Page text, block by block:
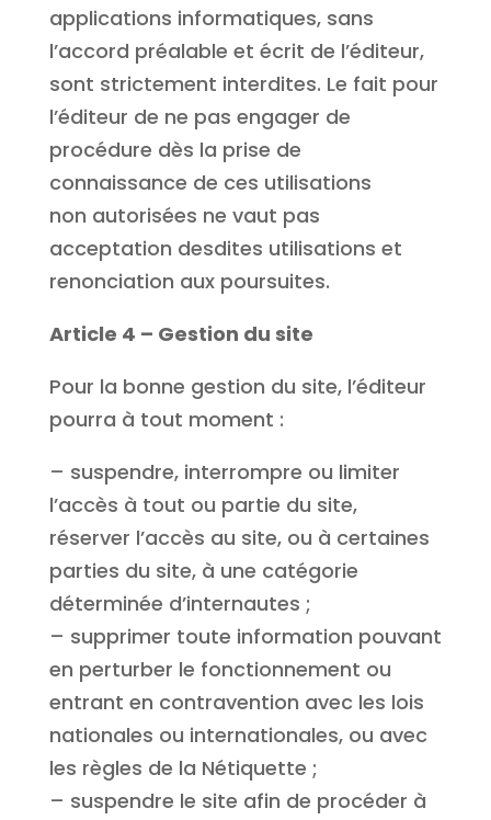
applications informatiques, sans
l’accord préalable et écrit de l’éditeur,
sont strictement interdites. Le fait pour
l’éditeur de ne pas engager de
procédure dès la prise de
connaissance de ces utilisations
non autorisées ne vaut pas
acceptation desdites utilisations et
renonciation aux poursuites.
Article 4 – Gestion du site
Pour la bonne gestion du site, l’éditeur
pourra à tout moment :
– suspendre, interrompre ou limiter
l’accès à tout ou partie du site,
réserver l’accès au site, ou à certaines
parties du site, à une catégorie
déterminée d’internautes ;
– supprimer toute information pouvant
en perturber le fonctionnement ou
entrant en contravention avec les lois
nationales ou internationales, ou avec
les règles de la Nétiquette ;
– suspendre le site afin de procéder à